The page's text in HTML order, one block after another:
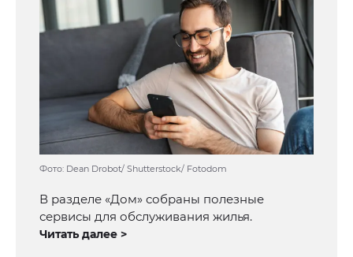
Фото: Dean Drobot/ Shutterstock/ Fotodom
В разделе «Дом» собраны полезные
сервисы для обслуживания жилья.
Читать далее >